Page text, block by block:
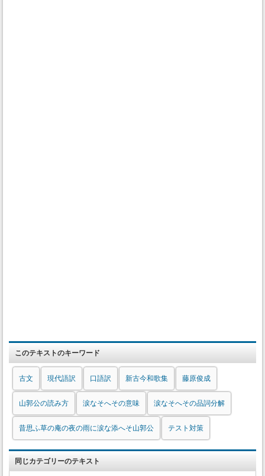
このテキストのキーワード
古文 現代語訳 口語訳 新古今和歌集 藤原俊成
山郭公の読み方 涙なそへその意味 涙なそへその品詞分解
昔思ふ草の庵の夜の雨に涙な添へそ山郭公 テスト対策
同じカテゴリーのテキスト